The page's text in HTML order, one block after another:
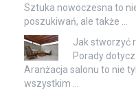
Sztuka nowoczesna to
poszukiwań, ale także …
Jak stworzyć
Porady
Aranżacja salonu to nie
wszystkim …